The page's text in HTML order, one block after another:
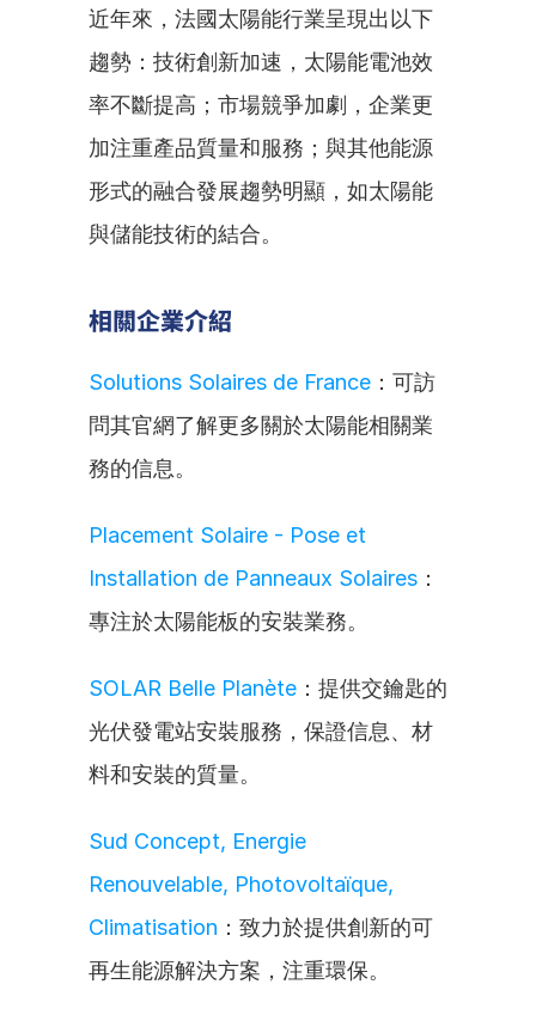
近年來，法國太陽能行業呈現出以下
趨勢：技術創新加速，太陽能電池效
率不斷提高；市場競爭加劇，企業更
加注重產品質量和服務；與其他能源
形式的融合發展趨勢明顯，如太陽能
與儲能技術的結合。
相關企業介紹
Solutions Solaires de France ：可訪
問其官網了解更多關於太陽能相關業
務的信息。
Placement Solaire - Pose et
Installation de Panneaux Solaires ：
專注於太陽能板的安裝業務。
SOLAR Belle Planète ：提供交鑰匙的
光伏發電站安裝服務，保證信息、材
料和安裝的質量。
Sud Concept, Energie
Renouvelable, Photovoltaïque,
Climatisation ：致力於提供創新的可
再生能源解決方案，注重環保。